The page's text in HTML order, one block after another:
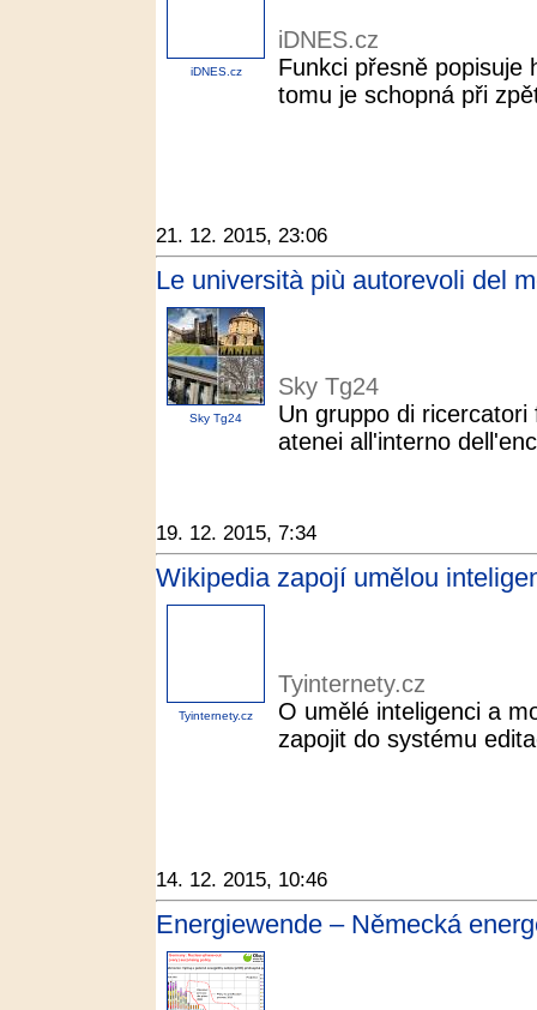
iDNES.cz
iDNES.cz
Funkci přesně popisuje
tomu je schopná při
21. 12. 2015, 23:06
Le università più autorevoli del
Sky Tg24
Sky Tg24
Un gruppo di
atenei all'interno
19. 12. 2015, 7:34
Wikipedia zapojí umělou
Tyinternety.cz
Tyinternety.cz
O umělé inteligenci a
zapojit do systému
14. 12. 2015, 10:46
Energiewende – Německá